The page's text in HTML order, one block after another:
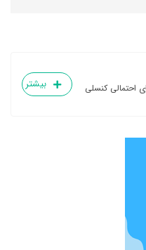
احتمالی کنسلی
بیشتر